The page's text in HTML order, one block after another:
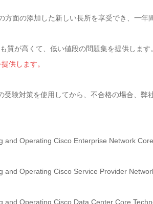
方面の添加した新しい長所を享受でき、一年
質が高くて、低い値段の問題集を提供します。
供します。
受験対策を使用してから、不合格の場合、弊
and Operating Cisco Enterprise Network
and Operating Cisco Service Provider
and Operating Cisco Data Center Core